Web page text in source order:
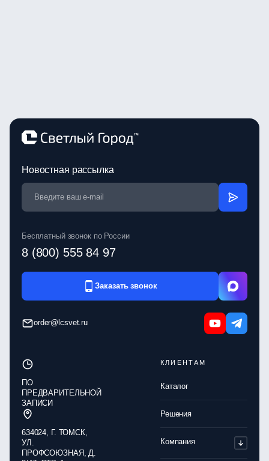
Новостная рассылка
Бесплатный звонок по России
8 (800) 555 84 97
Заказать звонок
order@lcsvet.ru
КЛИЕНТАМ
Каталог
Решения
Компания
ПО
ПРЕДВАРИТЕЛЬНОЙ
ЗАПИСИ
634024, Г. ТОМСК,
УЛ.
ПРОФСОЮЗНАЯ, Д.